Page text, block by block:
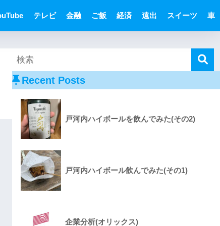
テレビ 金融 ご飯 経済 遠出 スイーツ 車
Recent Posts
戸河内ハイボールを飲んでみた(その2)
戸河内ハイボール飲んでみた(その1)
企業分析(オリックス)